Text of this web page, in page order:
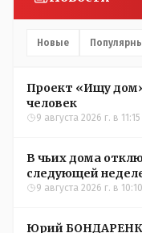
Новые
Проект «Ищу
человек
9 августа 2026 г. в 11:15
В чьих дома
следующей
9 августа 2026 г. в 10:10
Юрий